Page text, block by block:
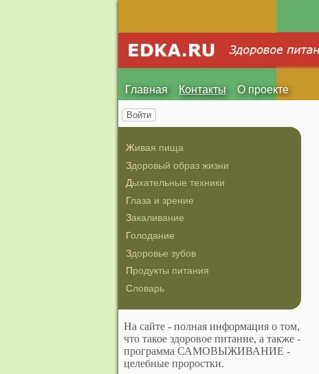
Главная Контакты О проекте
Войти
Живая пища
Здоровый образ жизни
Дыхательные техники
Глаза и зрение
Закаливание
Голодание
Здоровье зубов
Продукты питания
Словарь
На сайте - полная информация о том,
что такое здоровое питание, а также -
программа САМОВЫЖИВАНИЕ -
целебные проростки.